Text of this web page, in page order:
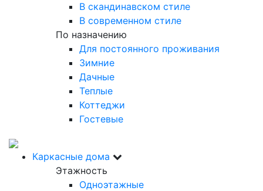
В скандинавском стиле
В современном стиле
По назначению
Для постоянного проживания
Зимние
Дачные
Теплые
Коттеджи
Гостевые
Каркасные дома
Этажность
Одноэтажные